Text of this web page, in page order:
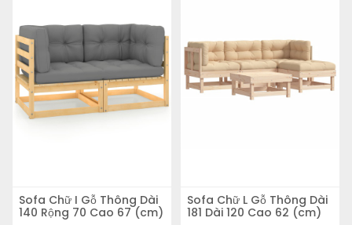
Sofa Chữ I Gỗ Thông Dài
140 Rộng 70 Cao 67 (cm)
Sofa Chữ L Gỗ Thông Dài
181 Dài 120 Cao 62 (cm)